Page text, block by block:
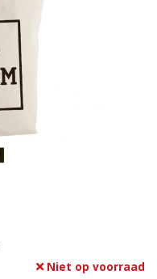
Niet op voorraad